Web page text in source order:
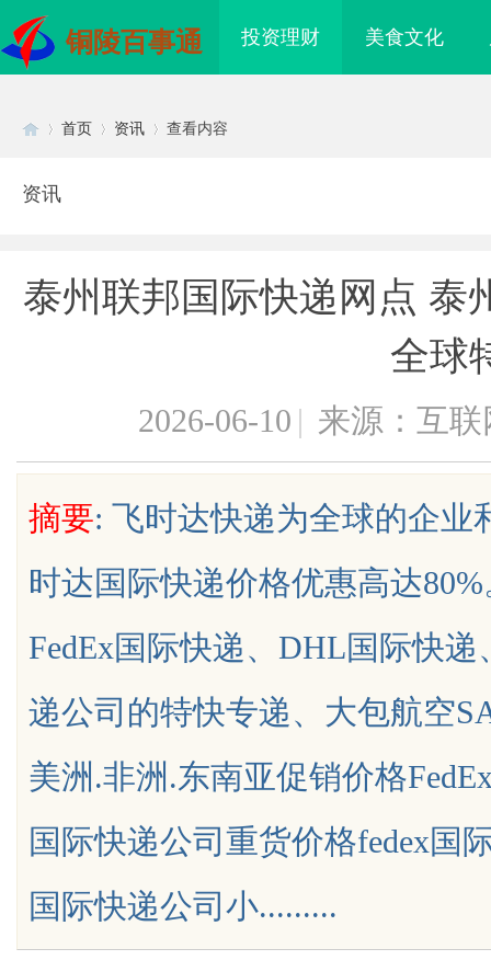
铜陵百事通 投资理财 美食文化
uz
首页 资讯 查看内容
资讯
泰州联邦国际快递网点 泰
全球
2026-06-10 | 来源：互联
摘要: 飞时达快递为全球的企业
时达国际快递价格优惠高达
FedEx国际快递、DHL国际快
递公司的特快专递、大包航空
美洲.非洲.东南亚促销价格
国际快递公司重货价格fedex国
国际快递公司小.........